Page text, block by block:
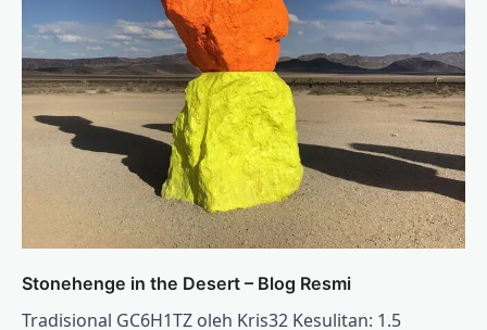
Stonehenge in the Desert – Blog Resmi
Tradisional GC6H1TZ oleh Kris32 Kesulitan: 1.5